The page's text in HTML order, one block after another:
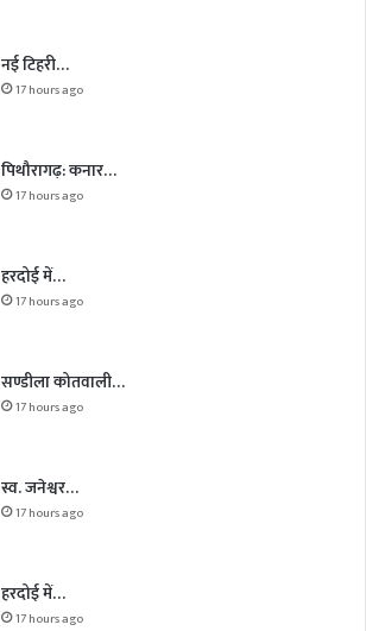
नई टिहरी…
17 hours ago
पिथौरागढ़: कनार…
17 hours ago
हरदोई में…
17 hours ago
सण्डीला कोतवाली…
17 hours ago
स्व. जनेश्वर…
17 hours ago
हरदोई में…
17 hours ago